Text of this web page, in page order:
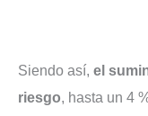
Siendo así, el
riesgo, hasta un 4